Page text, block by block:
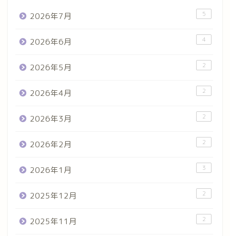
2026年7月 5
2026年6月 4
2026年5月 2
2026年4月 2
2026年3月 2
2026年2月 2
2026年1月 3
2025年12月 2
2025年11月 2